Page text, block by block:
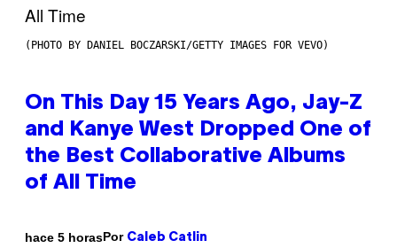
(PHOTO BY DANIEL BOCZARSKI/GETTY IMAGES FOR VEVO)
On This Day 15 Years Ago, Jay-Z
and Kanye West Dropped One of
the Best Collaborative Albums
of All Time
hace 5 horasPor Caleb Catlin